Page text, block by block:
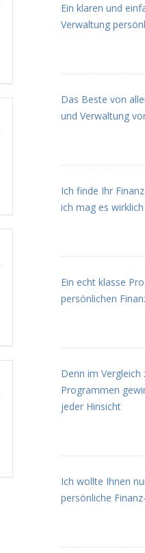
Ein klaren und
Verwaltung
Das Beste von
und Verwaltung
Ich finde Ihr
ich mag es wirklich
Ein echt klasse
persönlichen
Denn im
Programmen
jeder Hinsicht
Ich wollte Ihnen
persönliche